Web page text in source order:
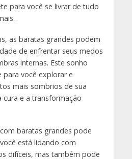
para você se livrar de tudo
as baratas grandes podem
de enfrentar seus medos
internas. Este sonho
para você explorar e
mais sombrios de sua
cura e a transformação
baratas grandes pode
está lidando com
difíceis, mas também pode